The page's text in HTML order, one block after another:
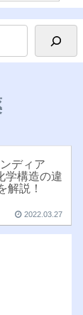
ディア
学構造の違
解説！
2022.03.27